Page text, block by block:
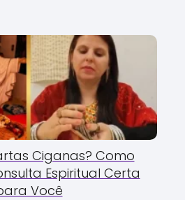
Ciganas? Como
Espiritual Certa
Você